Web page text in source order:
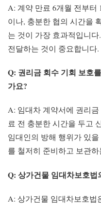
A: 계약 만료 6개월 전부터
이나, 충분한 협의 시간을
는 것이 가장 효과적입니
전달하는 것이 중요합니다.
Q: 권리금 회수 기회 보호
가요?
A: 임대차 계약서에 권리
료 전 충분한 시간을 두고
임대인의 방해 행위가 있
를 철저히 준비하고 보관
Q: 상가건물 임대차보호법
A: 상가건물 임대차보호법